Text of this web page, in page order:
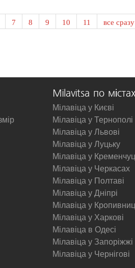
7 8 9 10 11 все сразу
Milavitsa по
Мілавіца у Києві
Мілавіца у Тернополі
Мілавіца у Львові
Мілавіца у Луцьку
Мілавіца у
Мілавіца у Черкасах
Мілавіца у Полтаві
Мілавіца у Дніпрі
Мілавіца у
Мілавіца у Харкові
Мілавіца в Одесі
Мілавіца у Запоріжжі
Мілавіца у Чернігові